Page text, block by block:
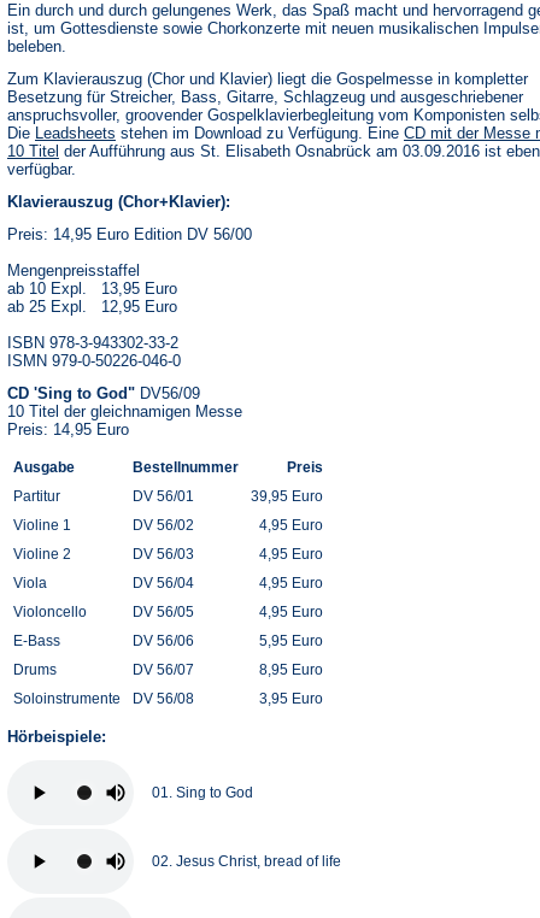
Ein durch und durch gelungenes Werk, das Spaß macht und hervorragend
ist, um Gottesdienste sowie Chorkonzerte mit neuen musikalischen
beleben.
Zum Klavierauszug (Chor und Klavier) liegt die Gospelmesse in kompletter
Besetzung für Streicher, Bass, Gitarre, Schlagzeug und ausgeschriebener
anspruchsvoller, groovender Gospelklavierbegleitung vom Komponisten
Die Leadsheets (Öffnet
in
Tab)
stehen im Download zu Verfügung. Eine CD mit der Messe
10 Titel der Aufführung aus St. Elisabeth Osnabrück am 03.09.2016 ist
verfügbar.
Klavierauszug (Chor+Klavier):
Preis: 14,95 Euro Edition DV 56/00
Mengenpreisstaffel
ab 10 Expl. 13,95 Euro
ab 25 Expl. 12,95 Euro
ISBN 978-3-943302-33-2
ISMN 979-0-50226-046-0
CD 'Sing to God" DV56/09
10 Titel der gleichnamigen Messe
Preis: 14,95 Euro
Ausgabe Bestellnummer
Preis
Partitur
DV 56/01
39,95 Euro
Violine 1
DV 56/02
4,95 Euro
Violine 2
DV 56/03
4,95 Euro
Viola
DV 56/04
4,95 Euro
Violoncello
DV 56/05
4,95 Euro
E-Bass
DV 56/06
5,95 Euro
Drums
DV 56/07
8,95 Euro
Soloinstrumente
DV 56/08 3,95 Euro
Hörbeispiele:
01. Sing to God
02. Jesus Christ, bread of life